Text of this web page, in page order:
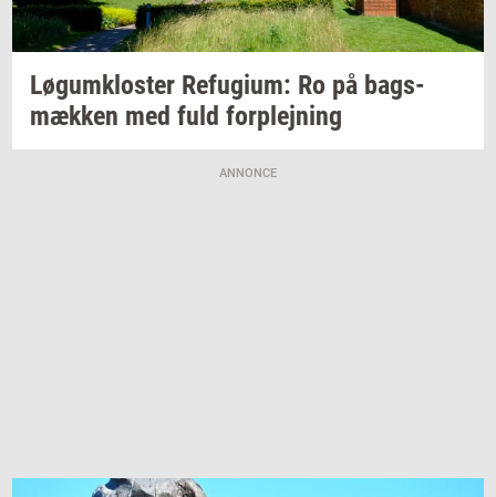
Løgum­klo­ster Re­fu­gi­um: Ro på bags­
mæk­ken med fuld for­plej­ning
ANNONCE